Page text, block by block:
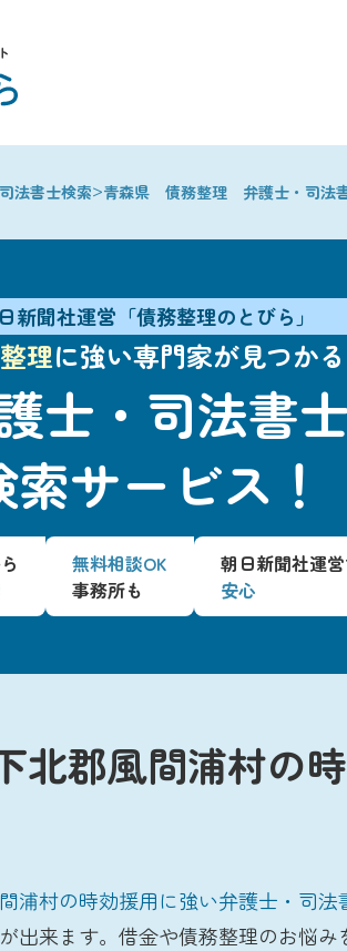
法書士検索>青森県 債務整理 弁護士・司法
新聞社運営「債務整理のとびら」
理に強い専門家が見つかる
士・司法書士
索サービス！
無料相談OK
事務所も
朝日新聞社運
安心
北郡風間浦村の
浦村の時効援用に強い弁護士・司法
出来ます。借金や債務整理のお悩